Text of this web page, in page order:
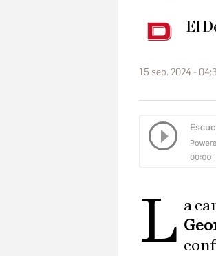
El
15 sep. 2024 -
L a